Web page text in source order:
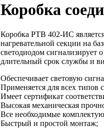
Коробка
Коробка РТВ 402-ИС
нагревательной секции на
светодиодом сигнализирует
длительный срок службы и
Обеспечивает световую
Применяется для всех типов
Имеет сертификат
Высокая механическая
Все необходимые
Быстрый и простой монтаж;